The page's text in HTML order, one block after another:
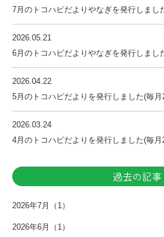
7月のトコハピだよりやなぎを発行しまし
2026.05.21
6月のトコハピだよりやなぎを発行しまし
2026.04.22
5月のトコハピだよりを発行しました(毎
2026.03.24
4月のトコハピだよりを発行しました(毎
過去の記事
2026年7月（1）
2026年6月（1）